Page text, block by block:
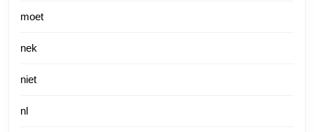
moet
nek
niet
nl